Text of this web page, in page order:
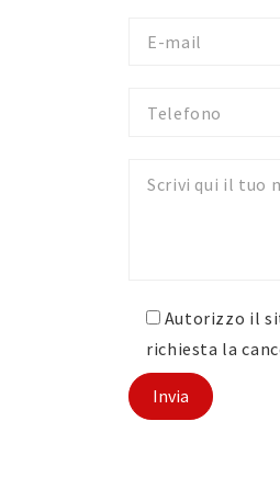
Telefono
Messaggio
Autorizzo il
richiesta la